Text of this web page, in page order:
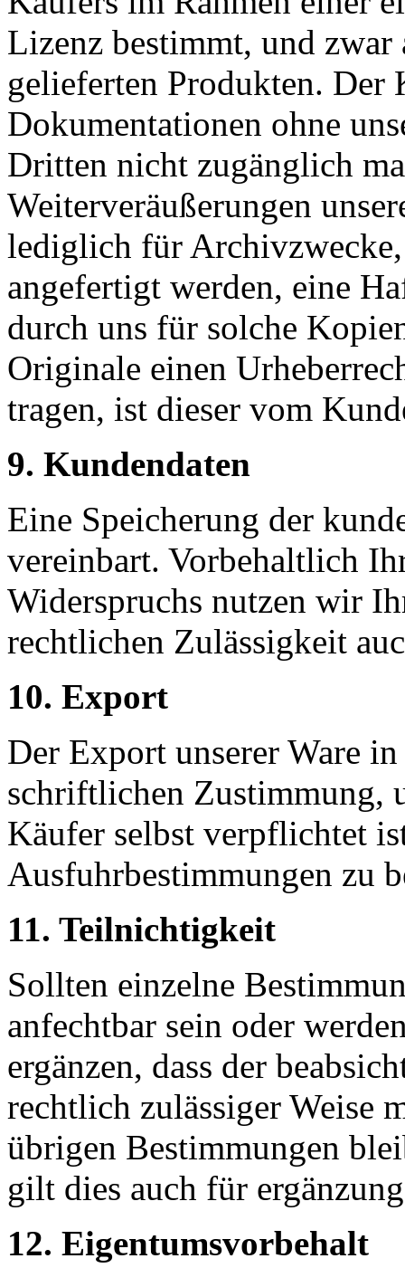
Lizenz bestimmt, und
gelieferten Produkten. Der
Dokumentationen ohne
Dritten nicht zugänglich
Weiterveräußerungen
lediglich für Archivzwecke,
angefertigt werden, eine
durch uns für solche
Originale einen
tragen, ist dieser vom
9. Kundendaten
Eine Speicherung der
vereinbart. Vorbehaltlich
Widerspruchs nutzen wir
rechtlichen Zulässigkeit
10. Export
Der Export unserer Ware
schriftlichen Zustimmung,
Käufer selbst verpflichtet
Ausfuhrbestimmungen zu
11. Teilnichtigkeit
Sollten einzelne
anfechtbar sein oder
ergänzen, dass der
rechtlich zulässiger Weise
übrigen Bestimmungen
gilt dies auch für
12. Eigentumsvorbehalt